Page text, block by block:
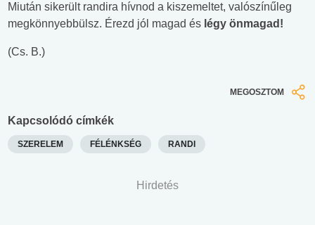
Miután sikerült randira hívnod a kiszemeltet, valószínűleg
megkönnyebbülsz. Érezd jól magad és légy önmagad!
(Cs. B.)
MEGOSZTOM
Kapcsolódó címkék
SZERELEM FÉLÉNKSÉG RANDI
Hirdetés